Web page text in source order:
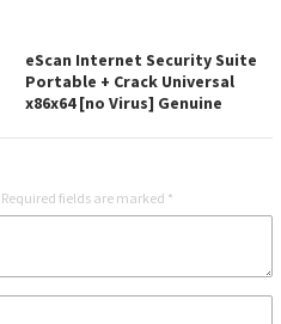
eScan Internet Security Suite
Portable + Crack Universal
x86x64 [no Virus] Genuine
Required fields are marked *